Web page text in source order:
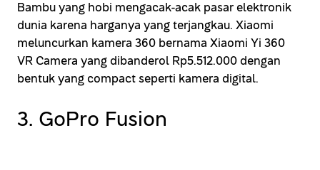
Bambu yang hobi mengacak-acak pasar elektronik
dunia karena harganya yang terjangkau. Xiaomi
meluncurkan kamera 360 bernama Xiaomi Yi 360
VR Camera yang dibanderol Rp5.512.000 dengan
bentuk yang compact seperti kamera digital.
3. GoPro Fusion